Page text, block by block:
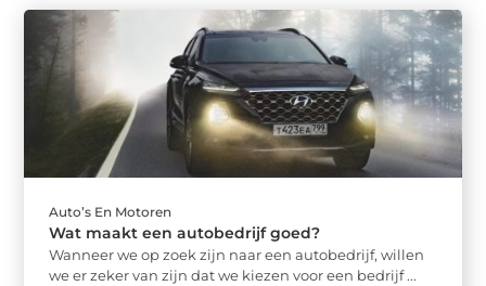
Auto’s En Motoren
Wat maakt een autobedrijf goed?
Wanneer we op zoek zijn naar een autobedrijf, willen
we er zeker van zijn dat we kiezen voor een bedrijf ...